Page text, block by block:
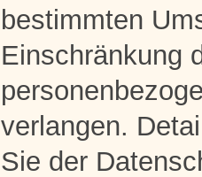
bestimmten
Einschränkung
verlangen.
Sie der